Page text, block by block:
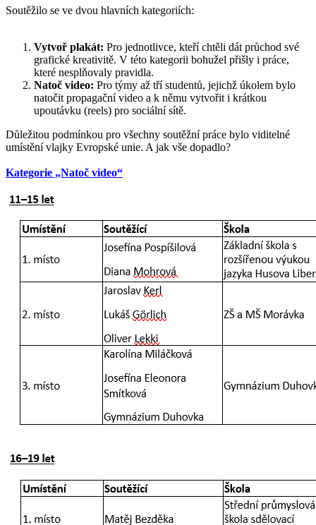
Soutěžilo se ve dvou hlavních kategoriích:
Vytvoř plakát: Pro jednotlivce, kteří chtěli dát průchod své
grafické kreativitě. V této kategorii bohužel přišly i práce,
které nesplňovaly pravidla.
Natoč video: Pro týmy až tří studentů, jejichž úkolem bylo
natočit propagační video a k němu vytvořit i krátkou
upoutávku (reels) pro sociální sítě.
Důležitou podmínkou pro všechny soutěžní práce bylo viditelné
umístění vlajky Evropské unie. A jak vše dopadlo?
Kategorie „Natoč video“